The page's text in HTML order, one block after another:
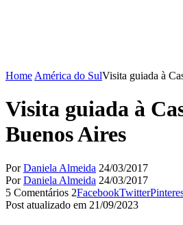
Home América do SulVisita guiada à
Visita guiada à
Buenos Aires
PorDaniela Almeida 24/03/2017
PorDaniela Almeida 24/03/2017
5 Comentários 2FacebookTwitter
Post atualizado em 21/09/2023